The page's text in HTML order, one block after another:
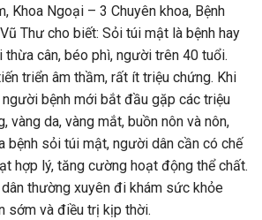
Khoa Ngoại – 3 Chuyên khoa, Bệnh
Thư cho biết: Sỏi túi mật là bệnh hay
cân, béo phì, người trên 40 tuổi.
triển âm thầm, rất ít triệu chứng. Khi
bệnh mới bắt đầu gặp các triệu
vàng da, vàng mắt, buồn nôn và nôn,
bệnh sỏi túi mật, người dân cần có chế
hợp lý, tăng cường hoạt động thể chất.
thường xuyên đi khám sức khỏe
sớm và điều trị kịp thời.